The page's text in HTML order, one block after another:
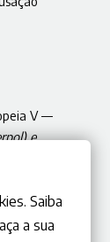
V —
e
Saiba
a sua